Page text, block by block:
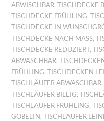
ABWISCHBAR,TISCHDECKE
TISCHDECKE FRÜHLING,
TISCHDECKE IN
TISCHDECKE NACH MASS ,
TISCHDECKE REDUZIERT,
ABWASCHBAR,
FRÜHLING,TISCHDECKEN
TISCHLÄUFER ABWASCHBAR
TISCHLÄUFER BILLIG,
TISCHLÄUFER FRÜHLING,
GOBELIN ,TISCHLÄUFER